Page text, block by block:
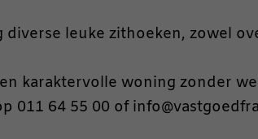
diverse leuke zithoeken, zowel
karaktervolle woning zonder
011 64 55 00 of